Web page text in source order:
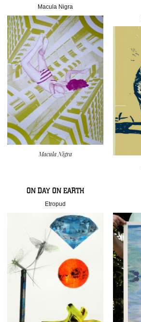
Macula Nigra
Macula Nigra
ON DAY ON EARTH
Etropud